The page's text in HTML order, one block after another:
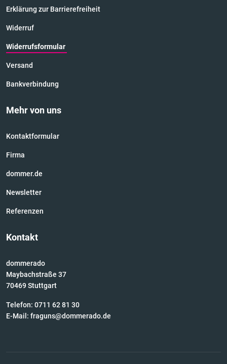
Erklärung zur Barrierefreiheit
Widerruf
Widerrufsformular
Versand
Bankverbindung
Mehr von uns
Kontaktformular
Firma
dommer.de
Newsletter
Referenzen
Kontakt
dommerado
Maybachstraße 37
70469 Stuttgart
Telefon: 0711 62 81 30
E-Mail: fraguns@dommerado.de